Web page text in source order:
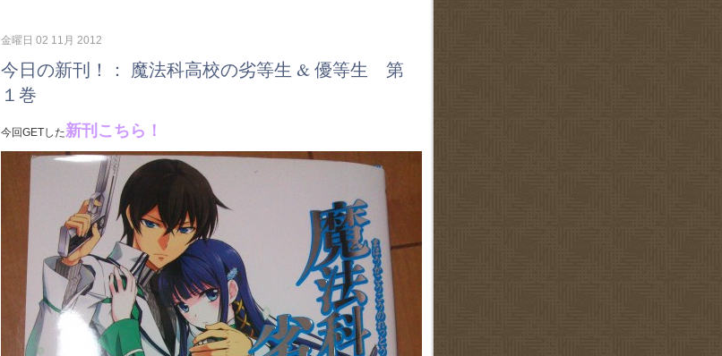
金曜日 02 11月 2012
今日の新刊！： 魔法科高校の劣等生 & 優等生 第
１巻
今回GETした新刊こちら！